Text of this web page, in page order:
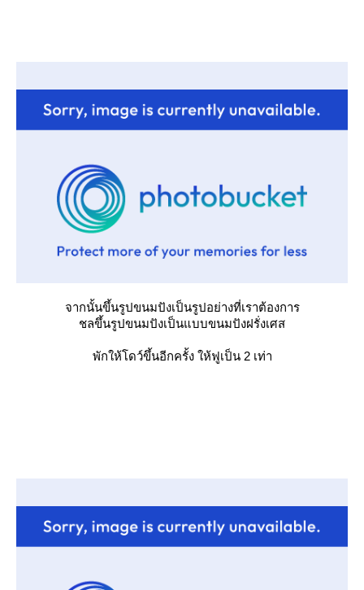
จากนั้นขึ้นรูปขนมปังเป็นรูปอย่างที่เราต้องการ
ชลขึ้นรูปขนมปังเป็นแบบขนมปังฝรั่งเศส
พักให้โดว์ขึ้นอีกครั้ง ให้ฟูเป็น 2 เท่า